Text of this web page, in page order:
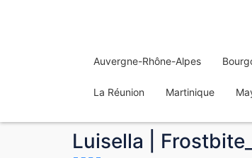
Auvergne-Rhône-Alpes
La Réunion Martinique
Luisella |